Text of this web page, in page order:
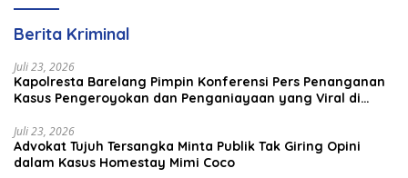
Berita Kriminal
Juli 23, 2026
Kapolresta Barelang Pimpin Konferensi Pers Penanganan
Kasus Pengeroyokan dan Penganiayaan yang Viral di
Juli 23, 2026
Advokat Tujuh Tersangka Minta Publik Tak Giring Opini
dalam Kasus Homestay Mimi Coco